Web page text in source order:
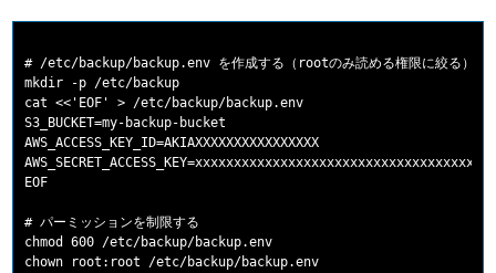
# /etc/backup/backup.env を作成する（rootのみ読める権限に絞る）
mkdir -p /etc/backup
cat <<'EOF' > /etc/backup/backup.env
S3_BUCKET=my-backup-bucket
AWS_ACCESS_KEY_ID=AKIAXXXXXXXXXXXXXXXX
EOF
# パーミッションを制限する
chmod 600 /etc/backup/backup.env